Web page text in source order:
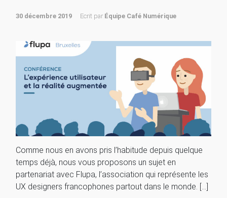
30 décembre 2019 Ecrit par Équipe Café Numérique
Comme nous en avons pris l’habitude depuis quelque
temps déjà, nous vous proposons un sujet en
partenariat avec Flupa, l’association qui représente les
UX designers francophones partout dans le monde. […]